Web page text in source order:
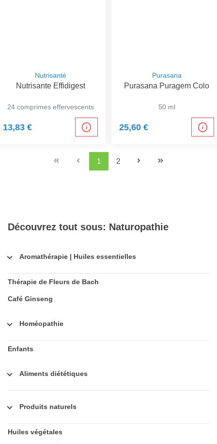
Nutrisanté
Nutrisante Effidigest
24 comprimes effervescents
13,83 €
Purasana
Purasana Puragem Colo
50 ml
25,60 €
1 2
Découvrez tout sous: Naturopathie
Aromathérapie | Huiles essentielles
Thérapie de Fleurs de Bach
Café Ginseng
Homéopathie
Enfants
Aliments diététiques
Produits naturels
Huiles végétales